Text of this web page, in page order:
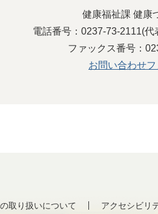
健康福祉課 健康
電話番号：0237-73-2111(
ファックス番号：
お問い合わせフ
取り扱いについて アクセシビリ